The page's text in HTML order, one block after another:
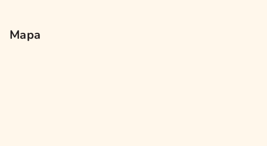
Mapa